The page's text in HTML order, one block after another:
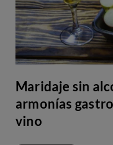
Maridaje sin
armonías
vino